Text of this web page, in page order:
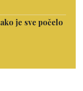
je sve počelo